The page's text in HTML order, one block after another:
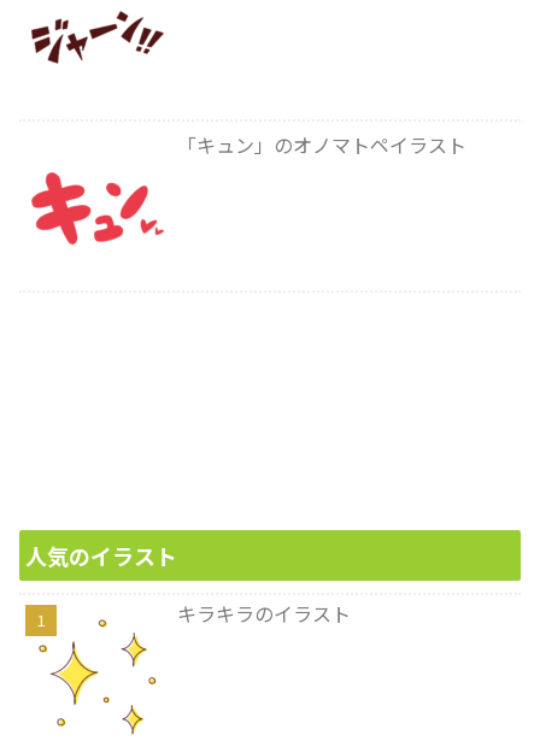
「キュン」のオノマトペイラスト
人気のイラスト
キラキラのイラスト